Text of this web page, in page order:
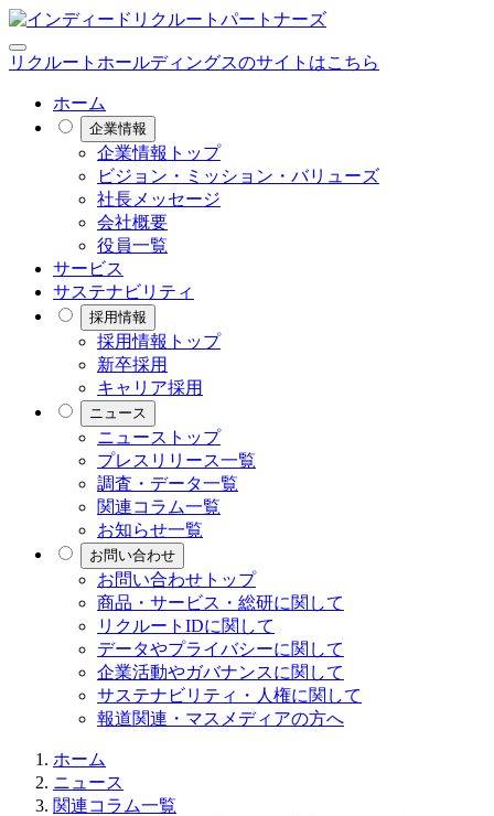
リクルートホールディングスのサイトはこちら
ホーム
企業情報
企業情報トップ
ビジョン・ミッション・バリューズ
社長メッセージ
会社概要
役員一覧
サービス
サステナビリティ
採用情報
採用情報トップ
新卒採用
キャリア採用
ニュース
ニューストップ
プレスリリース一覧
調査・データ一覧
関連コラム一覧
お知らせ一覧
お問い合わせ
お問い合わせトップ
商品・サービス・総研に関して
リクルートIDに関して
データやプライバシーに関して
企業活動やガバナンスに関して
サステナビリティ・人権に関して
報道関連・マスメディアの方へ
ホーム
ニュース
関連コラム一覧